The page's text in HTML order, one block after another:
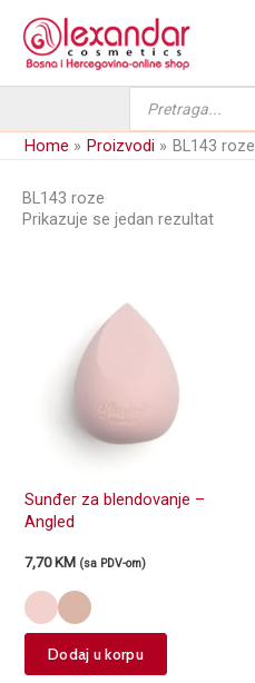
content
search
Home Proizvodi BL143 roze
BL143 roze
Prikazuje se jedan rezultat
Sunđer za blendovanje –
Angled
7,70KM (sa PDV-om)
Dodaj u korpu
product